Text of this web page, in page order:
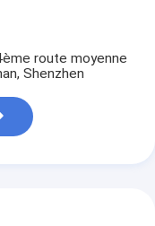
route moyenne
Shenzhen